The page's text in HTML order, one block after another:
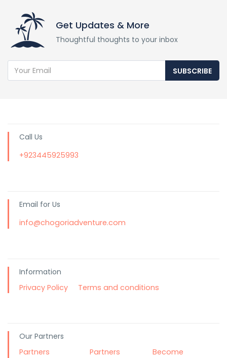
Get Updates & More
Thoughtful thoughts to your inbox
SUBSCRIBE
Call Us
+923445925993
Email for Us
info@chogoriadventure.com
Information
Privacy Policy
Terms and conditions
Our Partners
Partners
Partners
Become